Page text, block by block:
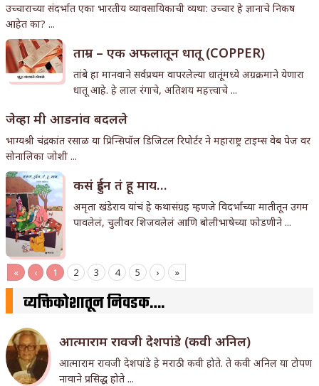
उच्चाराच्या संदर्भात एका भारतीय व्यावसायिकाची व्यथा: उच्चार हे ज्ञानाचे निकष
आहेत का? ...
ताम्र – एक अफलातून धातू (COPPER)
तांबे हा मानवाने सर्वप्रथम वापरलेल्या धातूंमध्ये अग्रक्रमाने येणारा
धातू आहे. हे लाल रंगाचे, अतिशय महत्त्वाचे ...
जेव्हा मी आडनांव बदलले
भाग्यश्री चंद्रकांत रसाळ या प्रिन्सिपॉल डिजिटल रिपोर्टर ने महाराष्ट्र टाइम्स वेब पेज वर
सोनालिका जोशी ...
कसं हुईन तं हू माय…
अमृता खंडेराव यांचं हे कथासंग्रह म्हणजे विदर्भाच्या मातीतून उगम
पावलेलं, चुलीवर शिजवलेलं आणि बोलीभाषेच्या फोडणीने ...
« ‹ 1 2 3 4 5 › »
व्यक्तिकोशातून निवडक….
आत्माराम रावजी देशपांडे (कवी अनिल)
आत्माराम रावजी देशपांडे हे मराठी कवी होते. ते कवी अनिल या टोपण
नावाने प्रसिद्ध होते ...